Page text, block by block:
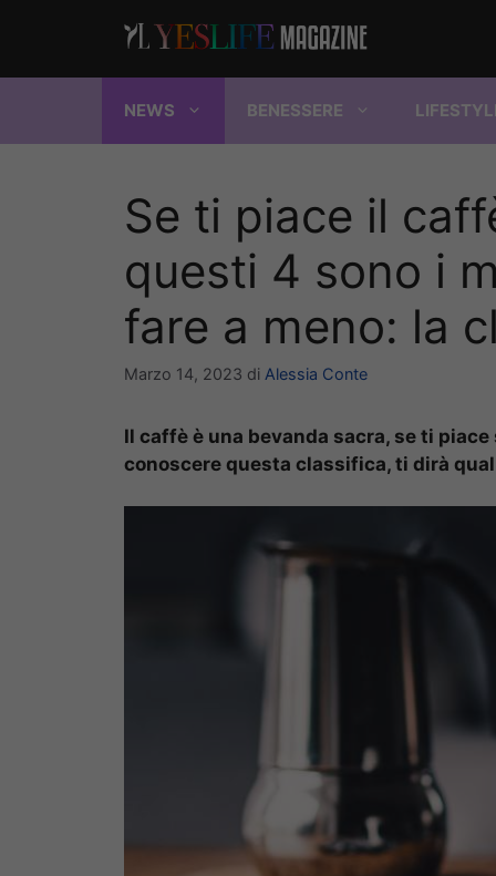
NEWS BENESSERE
Se ti piace il
questi 4 sono i
fare a meno: la
Marzo 14, 2023 di Alessia Conte
Il caffè è una bevanda sacra, se ti
conoscere questa classifica, ti dirà